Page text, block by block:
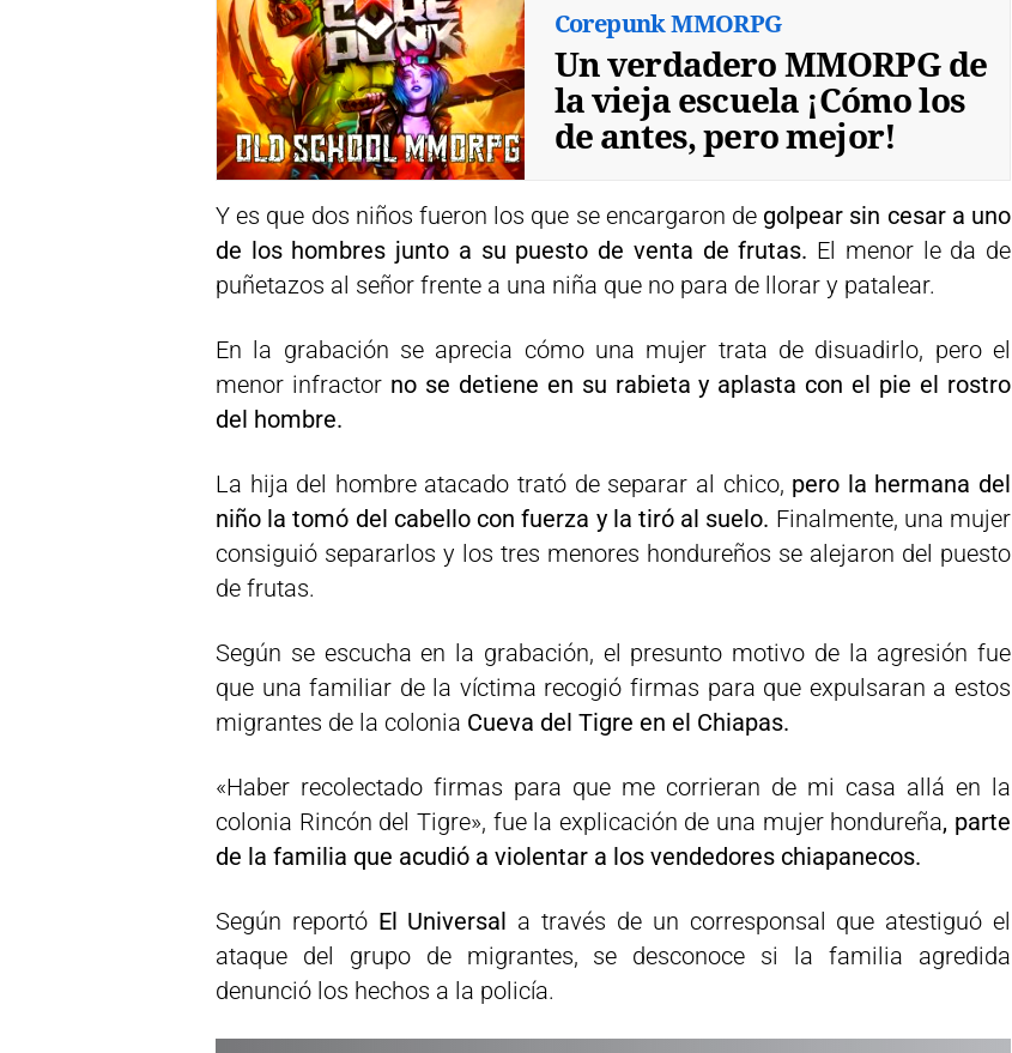
Corepunk MMORPG
Un verdadero MMORPG de
la vieja escuela ¡Cómo los
de antes, pero mejor!
Y es que dos niños fueron los que se encargaron de golpear sin cesar a uno
de los hombres junto a su puesto de venta de frutas. El menor le da de
puñetazos al señor frente a una niña que no para de llorar y patalear.
En la grabación se aprecia cómo una mujer trata de disuadirlo, pero el
menor infractorno se detiene en su rabieta y aplasta con el pie el rostro
del hombre.
La hija del hombre atacado trató de separar al chico, pero la hermana del
niño la tomó del cabello con fuerza y la tiró al suelo. Finalmente, una mujer
consiguió separarlos y los tres menores hondureños se alejaron del puesto
de frutas.
Según se escucha en la grabación, el presunto motivo de la agresión fue
que una familiar de la víctima recogió firmas para que expulsaran a estos
migrantes de la colonia Cueva del Tigre en el Chiapas.
«Haber recolectado firmas para que me corrieran de mi casa allá en la
colonia Rincón del Tigre», fue la explicación de una mujer hondureña, parte
de la familia que acudió a violentar a los vendedores chiapanecos.
Según reportóEl Universal
a través de un corresponsal que atestiguó el
ataque del grupo de migrantes, se desconoce si la familia agredida
denunció los hechos a la policía.